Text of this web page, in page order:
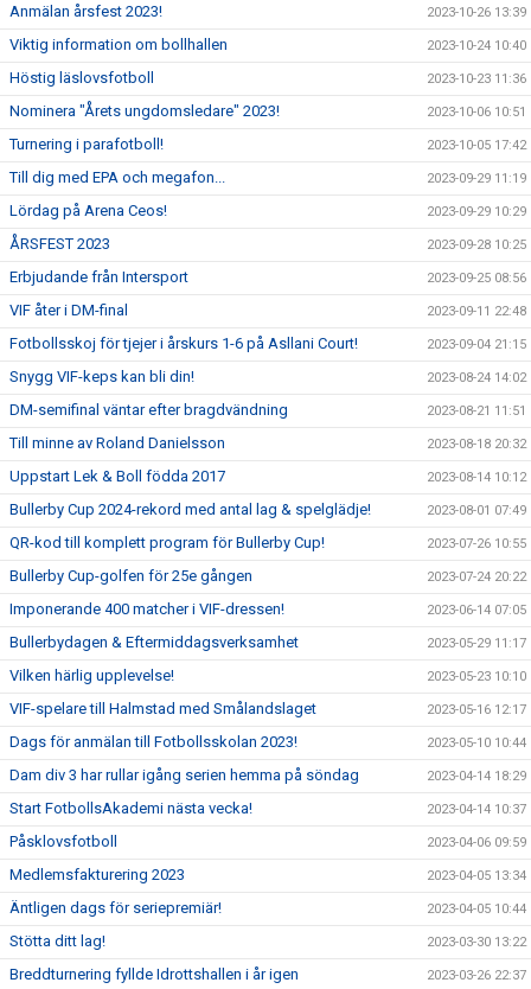
Anmälan årsfest 2023! 2023-10-26 13:39
Viktig information om bollhallen 2023-10-24 10:40
Höstig läslovsfotboll 2023-10-23 11:36
Nominera "Årets ungdomsledare" 2023! 2023-10-06 10:51
Turnering i parafotboll! 2023-10-05 17:42
Till dig med EPA och megafon... 2023-09-29 11:19
Lördag på Arena Ceos! 2023-09-29 10:29
ÅRSFEST 2023 2023-09-28 10:25
Erbjudande från Intersport 2023-09-25 08:56
VIF åter i DM-final 2023-09-11 22:48
Fotbollsskoj för tjejer i årskurs 1-6 på Asllani Court! 2023-09-04 21:15
Snygg VIF-keps kan bli din! 2023-08-24 14:02
DM-semifinal väntar efter bragdvändning 2023-08-21 11:51
Till minne av Roland Danielsson 2023-08-18 20:32
Uppstart Lek & Boll födda 2017 2023-08-14 10:12
Bullerby Cup 2024-rekord med antal lag & spelglädje! 2023-08-01 07:49
QR-kod till komplett program för Bullerby Cup! 2023-07-26 10:55
Bullerby Cup-golfen för 25e gången 2023-07-24 20:22
Imponerande 400 matcher i VIF-dressen! 2023-06-14 07:05
Bullerbydagen & Eftermiddagsverksamhet 2023-05-29 11:17
Vilken härlig upplevelse! 2023-05-23 10:10
VIF-spelare till Halmstad med Smålandslaget 2023-05-16 12:17
Dags för anmälan till Fotbollsskolan 2023! 2023-05-10 10:44
Dam div 3 har rullar igång serien hemma på söndag 2023-04-14 18:29
Start FotbollsAkademi nästa vecka! 2023-04-14 10:37
Påsklovsfotboll 2023-04-06 09:59
Medlemsfakturering 2023 2023-04-05 13:34
Äntligen dags för seriepremiär! 2023-04-05 10:44
Stötta ditt lag! 2023-03-30 13:22
Breddturnering fyllde Idrottshallen i år igen 2023-03-26 22:37